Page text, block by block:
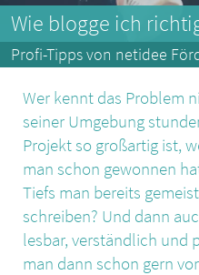
Wie blogge ich
Profi-Tipps von netidee
Wer kennt das Problem
seiner Umgebung
Projekt so großartig ist,
man schon gewonnen
Tiefs man bereits
schreiben? Und dann
lesbar, verständlich und
man dann schon gern